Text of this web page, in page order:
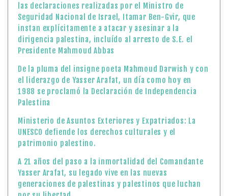
las declaraciones realizadas por el Ministro de
Seguridad Nacional de Israel, Itamar Ben-Gvir, que
instan explícitamente a atacar y asesinar a la
dirigencia palestina, incluído al arresto de S.E. el
Presidente Mahmoud Abbas
De la pluma del insigne poeta Mahmoud Darwish y con
el liderazgo de Yasser Arafat, un día como hoy en
1988 se proclamó la Declaración de Independencia
Palestina
Ministerio de Asuntos Exteriores y Expatriados: La
UNESCO defiende los derechos culturales y el
patrimonio palestino.
A 21 años del paso a la inmortalidad del Comandante
Yasser Arafat, su legado vive en las nuevas
generaciones de palestinas y palestinos que luchan